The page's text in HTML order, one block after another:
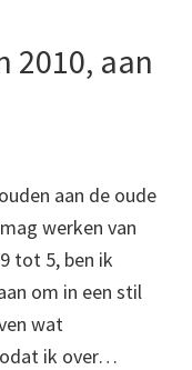
2010, aan
aan de oude
werken van
tot 5, ben ik
om in een stil
wat
ik over…